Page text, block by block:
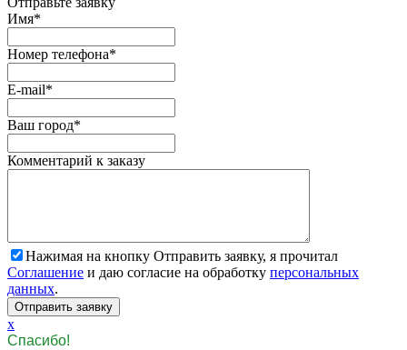
Имя*
Номер телефона*
E-mail*
Ваш город*
Комментарий к заказу
Нажимая на кнопку Отправить заявку, я прочитал
Соглашение и даю согласие на обработку персональных
данных.
x
Спасибо!